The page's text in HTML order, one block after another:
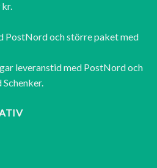
PostNord och större paket med
leveranstid med PostNord och